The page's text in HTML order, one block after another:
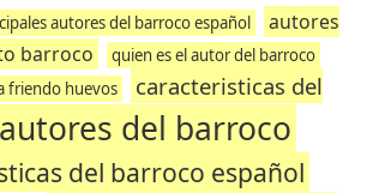
autores del barroco español
autores
barroco
quien es el autor del barroco
friendo huevos
caracteristicas del
autores del barroco
del barroco español